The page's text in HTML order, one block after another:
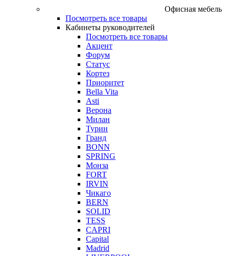
Офисная мебель
Посмотреть все товары
Кабинеты руководителей
Посмотреть все товары
Акцент
Форум
Статус
Кортез
Приоритет
Bella Vita
Asti
Верона
Милан
Турин
Гранд
BONN
SPRING
Монза
FORT
IRVIN
Чикаго
BERN
SOLID
TESS
CAPRI
Capital
Madrid